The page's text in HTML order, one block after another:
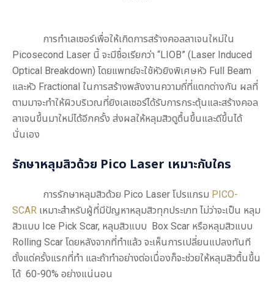
การทำเลเซอร์เพื่อให้เกิดการสร้างคอลลาเจนใหม่ใน
Picosecond Laser นี้ จะมีชื่อเรียกว่า “LIOB” (Laser Induced
Optical Breakdown) โดยแพทย์จะใช้หัวยิงพิเศษหัว Full Beam
และหัว Fractional ในการสร้างพลังงานความถี่ที่แตกต่างกัน ผลที่
ตามมาจะทำให้ผิวบริเวณที่ยิงเลเซอร์ได้รับการกระตุ้นและสร้างคอล
ลาเจนขึ้นมาใหม่ได้อีกครั้ง ส่งผลให้หลุมสิวดูตื้นขึ้นและดีขึ้นได้
นั่นเอง
รักษาหลุมสิวด้วย Pico Laser เหมาะกับใคร
การรักษาหลุมสิวด้วย Pico Laser โปรแกรม PICO-
SCAR เหมาะสำหรับผู้ที่มีปัญหาหลุมสิวทุกประเภท ไม่ว่าจะเป็น หลุม
สิวแบบ Ice Pick Scar, หลุมสิวแบบ Box Scar หรือหลุมสิวแบบ
Rolling Scar โดยหลังจากที่ทำแล้ว จะเห็นการเปลี่ยนแปลงทันที
ตั้งแต่ครั้งแรกที่ทำ และถ้าทำอย่างต่อเนื่องก็จะช่วยให้หลุมสิวตื้นขึ้น
ได้ 60-90% อย่างแน่นอน